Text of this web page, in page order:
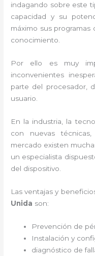
indagando sobre este
capacidad y su
máximo sus programas
conocimiento.
Por ello es muy
inconvenientes
parte del procesador,
usuario.
En la industria, la
con nuevas
mercado existen
un especialista
del dispositivo.
Las ventajas y
Unida son:
Prevención de
Instalación y
diagnóstico de